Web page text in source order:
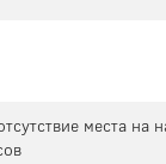
места на